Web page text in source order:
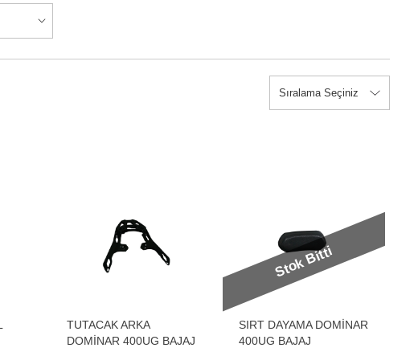
TUTACAK ARKA
DOMİNAR 400UG BAJAJ
Stok Bitti
SIRT DAYAMA DOMİNAR
400UG BAJAJ